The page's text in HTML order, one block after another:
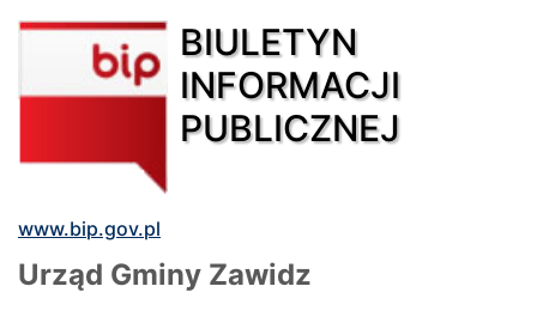
BIULETYN
INFORMACJI
PUBLICZNEJ
www.bip.gov.pl
Urząd Gminy Zawidz